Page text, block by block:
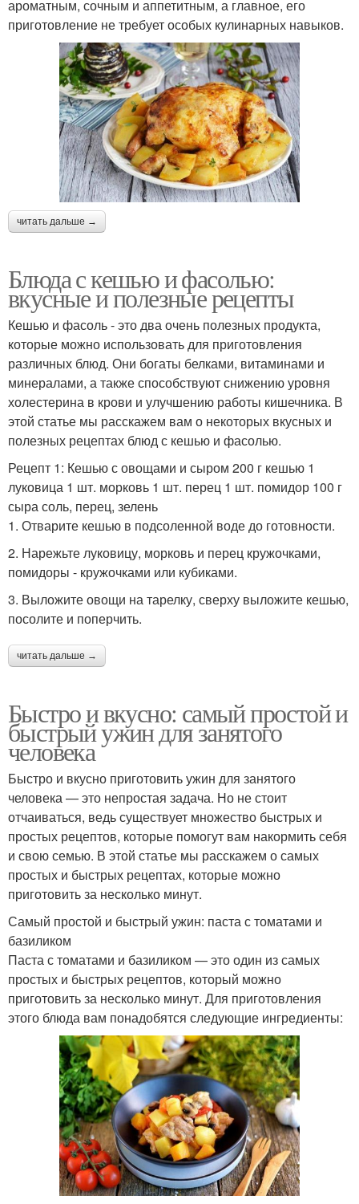
ароматным, сочным и аппетитным, а главное, его
приготовление не требует особых кулинарных навыков.
читать дальше →
Блюда с кешью и фасолью:
вкусные и полезные рецепты
Кешью и фасоль - это два очень полезных продукта,
которые можно использовать для приготовления
различных блюд. Они богаты белками, витаминами и
минералами, а также способствуют снижению уровня
холестерина в крови и улучшению работы кишечника. В
этой статье мы расскажем вам о некоторых вкусных и
полезных рецептах блюд с кешью и фасолью.
Рецепт 1: Кешью с овощами и сыром 200 г кешью 1
луковица 1 шт. морковь 1 шт. перец 1 шт. помидор 100 г
сыра соль, перец, зелень
1. Отварите кешью в подсоленной воде до готовности.
2. Нарежьте луковицу, морковь и перец кружочками,
помидоры - кружочками или кубиками.
3. Выложите овощи на тарелку, сверху выложите кешью,
посолите и поперчить.
читать дальше →
Быстро и вкусно: самый простой и
быстрый ужин для занятого
человека
Быстро и вкусно приготовить ужин для занятого
человека — это непростая задача. Но не стоит
отчаиваться, ведь существует множество быстрых и
простых рецептов, которые помогут вам накормить себя
и свою семью. В этой статье мы расскажем о самых
простых и быстрых рецептах, которые можно
приготовить за несколько минут.
Самый простой и быстрый ужин: паста с томатами и
базиликом
Паста с томатами и базиликом — это один из самых
простых и быстрых рецептов, который можно
приготовить за несколько минут. Для приготовления
этого блюда вам понадобятся следующие ингредиенты: